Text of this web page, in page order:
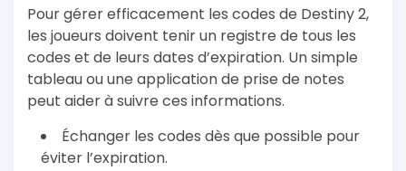
Pour gérer efficacement les codes de Destiny 2,
les joueurs doivent tenir un registre de tous les
codes et de leurs dates d’expiration. Un simple
tableau ou une application de prise de notes
peut aider à suivre ces informations.
Échanger les codes dès que possible pour
éviter l’expiration.